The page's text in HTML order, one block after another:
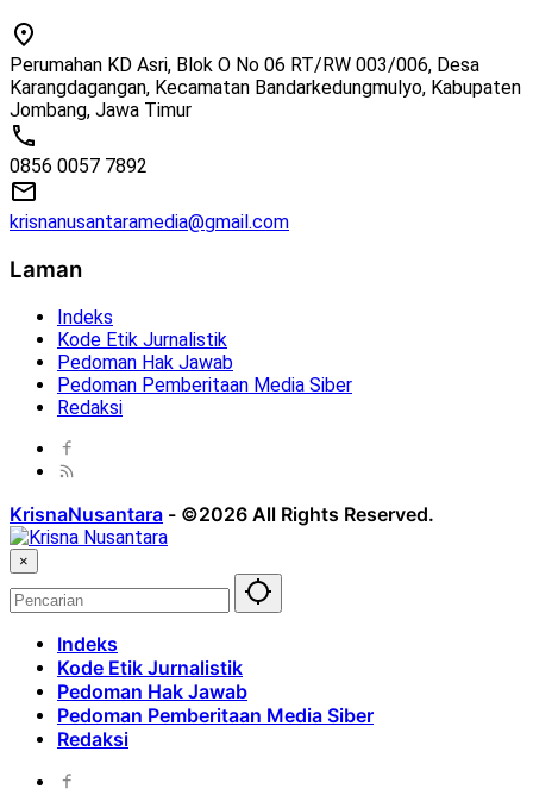
Perumahan KD Asri, Blok O No 06 RT/RW 003/006, Desa
Karangdagangan, Kecamatan Bandarkedungmulyo, Kabupaten
Jombang, Jawa Timur
0856 0057 7892
krisnanusantaramedia@gmail.com
Laman
Indeks
Kode Etik Jurnalistik
Pedoman Hak Jawab
Pedoman Pemberitaan Media Siber
Redaksi
KrisnaNusantara - ©2026 All Rights Reserved.
×
Indeks
Kode Etik Jurnalistik
Pedoman Hak Jawab
Pedoman Pemberitaan Media Siber
Redaksi